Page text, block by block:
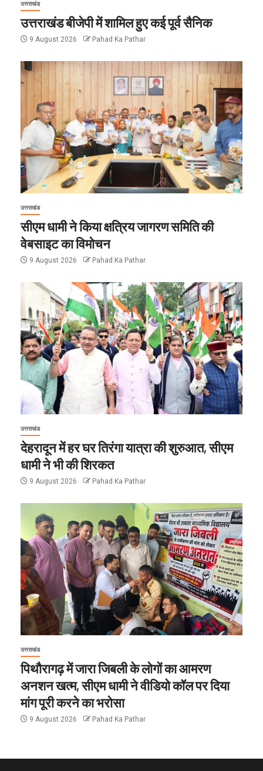
उत्तराखंड
उत्तराखंड बीजेपी में शामिल हुए कई पूर्व सैनिक
9 August 2026 Pahad Ka Pathar
उत्तराखंड
सीएम धामी ने किया क्षत्रिय जागरण समिति की
वेबसाइट का विमोचन
9 August 2026 Pahad Ka Pathar
उत्तराखंड
देहरादून में हर घर तिरंगा यात्रा की शुरुआत, सीएम
धामी ने भी की शिरकत
9 August 2026 Pahad Ka Pathar
उत्तराखंड
पिथौरागढ़ में जारा जिबली के लोगों का आमरण
अनशन खत्म, सीएम धामी ने वीडियो कॉल पर दिया
मांग पूरी करने का भरोसा
9 August 2026 Pahad Ka Pathar